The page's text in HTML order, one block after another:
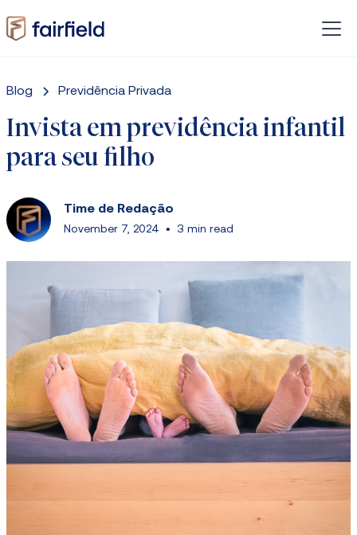
Blog Previdência Privada
Invista em previdência infantil
para seu filho
Time de Redação
November 7, 2024 • 3 min read